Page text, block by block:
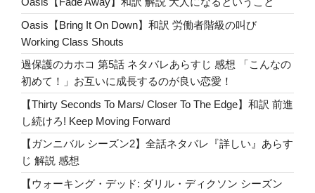
ィ
バ
ル」
ツ
ッ
コ
ミ
ポ
イ
ン
ト”
ー
ズ
ン
2
第
1
「長
い
旅
路
o
o
k
Oasis【Bring It On Down】和訳 労働者階級の叫び
Working Class Shouts
過保護のカホコ 第5話 ネタバレあらすじ 感想 「こんなの
初めて！」お互いに成長するのが良い恋愛！
【Thirty Seconds To Mars/ Closer To The Edge】和訳 前進
し続けろ! Keep Moving Forward
【ガンニバル シーズン2】全話ネタバレ『詳しい』あらす
じ 解説 感想
【ウォーキング・デッド: ダリル・ディクソン シーズン